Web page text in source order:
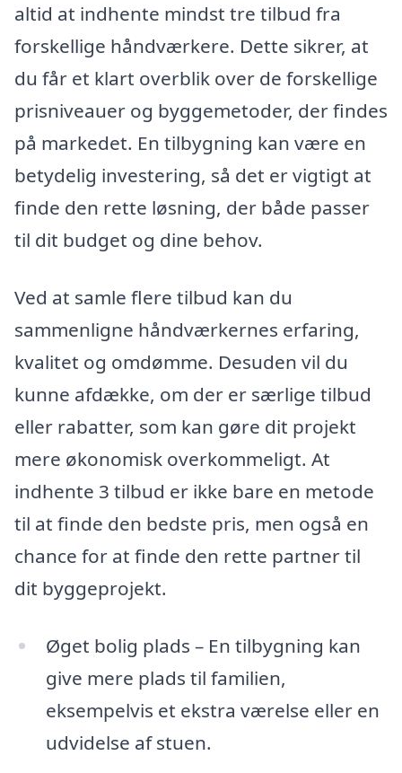
altid at indhente mindst tre tilbud fra
forskellige håndværkere. Dette sikrer, at
du får et klart overblik over de forskellige
prisniveauer og byggemetoder, der findes
på markedet. En tilbygning kan være en
betydelig investering, så det er vigtigt at
finde den rette løsning, der både passer
til dit budget og dine behov.
Ved at samle flere tilbud kan du
sammenligne håndværkernes erfaring,
kvalitet og omdømme. Desuden vil du
kunne afdække, om der er særlige tilbud
eller rabatter, som kan gøre dit projekt
mere økonomisk overkommeligt. At
indhente 3 tilbud er ikke bare en metode
til at finde den bedste pris, men også en
chance for at finde den rette partner til
dit byggeprojekt.
Øget bolig plads – En tilbygning kan
give mere plads til familien,
eksempelvis et ekstra værelse eller en
udvidelse af stuen.